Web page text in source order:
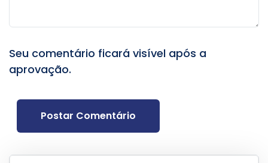
Seu comentário ficará visível após a
aprovação.
Postar Comentário